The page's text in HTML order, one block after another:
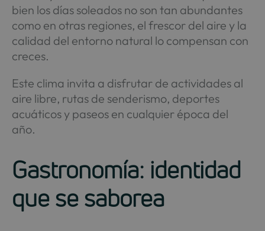
bien los días soleados no son tan abundantes
como en otras regiones, el frescor del aire y la
calidad del entorno natural lo compensan con
creces.
Este clima invita a disfrutar de actividades al
aire libre, rutas de senderismo, deportes
acuáticos y paseos en cualquier época del
año.
Gastronomía: identidad
que se saborea